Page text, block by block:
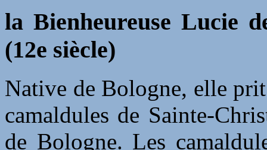
la Bienheureuse Lucie
(12e siècle)
Native de Bologne, elle
camaldules de Sainte-
de Bologne. Les